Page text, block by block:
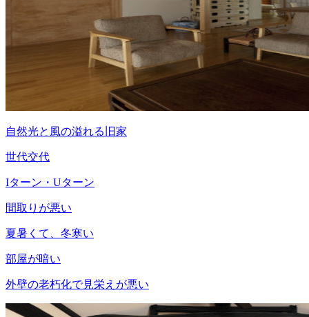
自然光と風の溢れる旧家
世代交代
Iターン・Uターン
間取りが悪い
夏暑くて、冬寒い
部屋が暗い
外壁の老朽化で見栄えが悪い